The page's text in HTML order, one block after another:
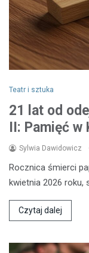
Teatr i sztuka
21 lat od
II: Pamięć w
Sylwia Dawidowicz
Rocznica śmierci
kwietnia 2026 roku,
Czytaj dalej